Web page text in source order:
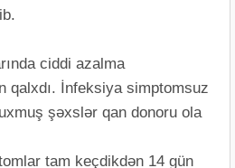
ciddi azalma
qalxdı. İnfeksiya simptomsuz
şəxslər qan donoru ola
tam keçdikdən 14 gün